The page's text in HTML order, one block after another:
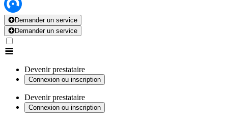
Demander un service
Demander un service
Devenir prestataire
Connexion ou inscription
Devenir prestataire
Connexion ou inscription